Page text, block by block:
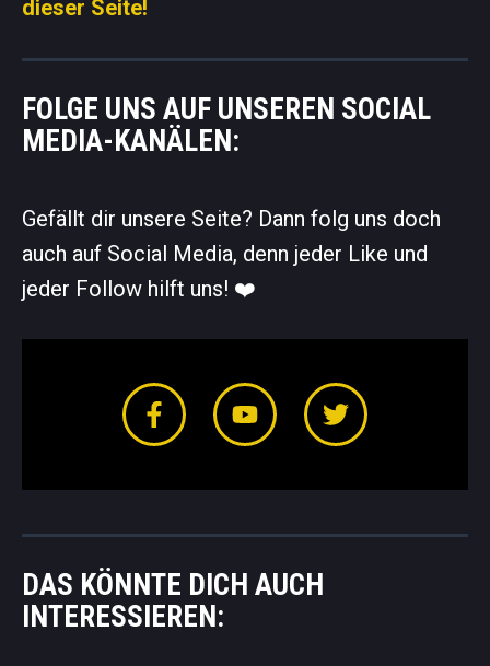
dieser Seite!
FOLGE UNS AUF UNSEREN SOCIAL
MEDIA-KANÄLEN:
Gefällt dir unsere Seite? Dann folg uns doch
auch auf Social Media, denn jeder Like und
jeder Follow hilft uns! ❤️️
DAS KÖNNTE DICH AUCH
INTERESSIEREN: